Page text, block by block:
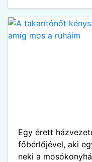
Egy érett
főbérlőjével, aki
neki a